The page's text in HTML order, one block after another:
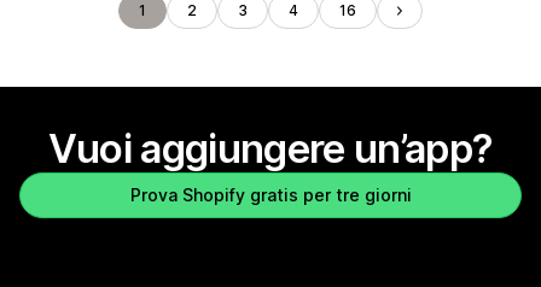
1 2 3 4 16
Vuoi aggiungere un’app?
Prova Shopify gratis per tre giorni